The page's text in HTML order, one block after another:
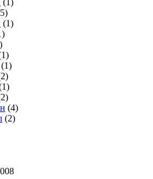
(1)
(1)
(1)
(4)
(2)